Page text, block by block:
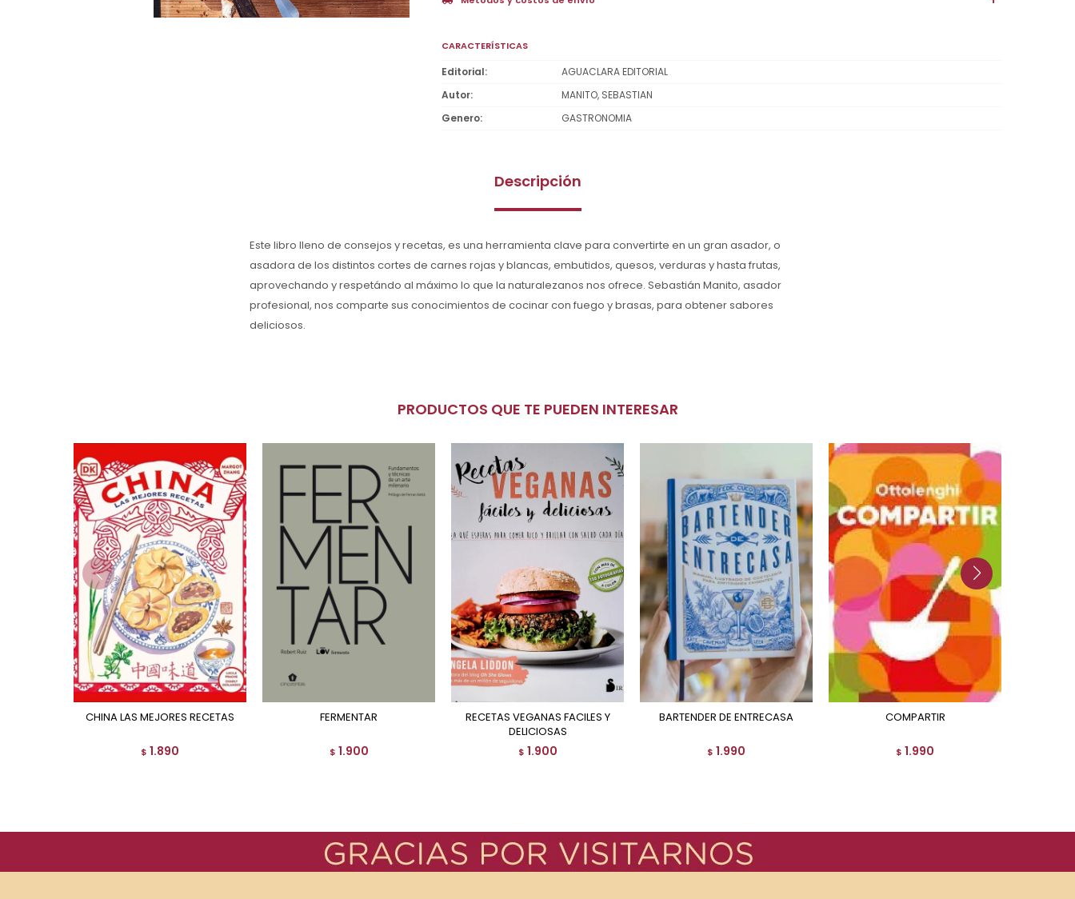
CARACTERÍSTICAS
Editorial
AGUACLARA EDITORIAL
Autor
MANITO, SEBASTIAN
Genero
GASTRONOMIA
Descripción
Este libro lleno de consejos y recetas, es una herramienta clave para convertirte en un gran asador, o
asadora de los distintos cortes de carnes rojas y blancas, embutidos, quesos, verduras y hasta frutas,
aprovechando y respetándo al máximo lo que la naturalezanos nos ofrece. Sebastián Manito, asador
profesional, nos comparte sus conocimientos de cocinar con fuego y brasas, para obtener sabores
deliciosos.
PRODUCTOS QUE TE PUEDEN INTERESAR
CHINA LAS MEJORES RECETAS
$ 1.890
FERMENTAR
$ 1.900
RECETAS VEGANAS FACILES Y
DELICIOSAS
$ 1.900
BARTENDER DE ENTRECASA
$ 1.990
COMPARTIR
$ 1.990